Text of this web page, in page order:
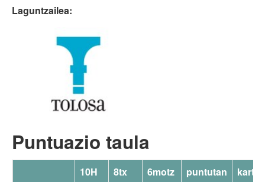
Bertsoa.eus
Laguntzailea:
Puntuazio taula
10H 8tx 6motz puntutan